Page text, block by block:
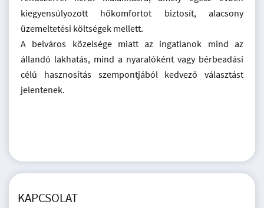
kiegyensúlyozott hőkomfortot biztosít, alacsony
üzemeltetési költségek mellett.
A belváros közelsége miatt az ingatlanok mind az
állandó lakhatás, mind a nyaralóként vagy bérbeadási
célú hasznosítás szempontjából kedvező választást
jelentenek.
KAPCSOLAT